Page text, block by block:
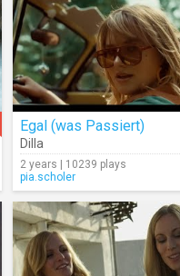
Egal (was Passiert)
Dilla
2 years | 10239 plays
pia.scholer